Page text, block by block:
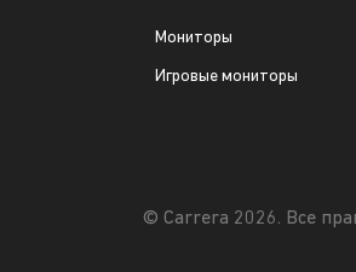
Мониторы
Игровые мониторы
© Carrera 2026. Все